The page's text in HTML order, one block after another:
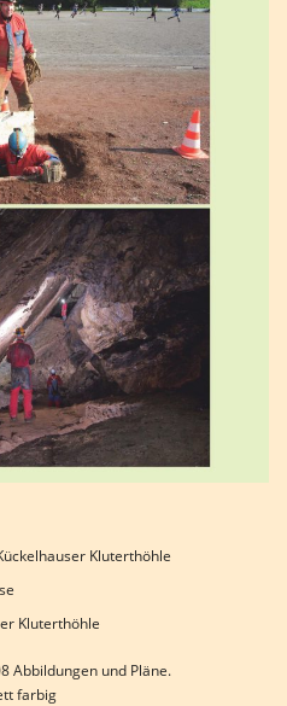
Kluterthöhle
Kluterthöhle
Abbildungen und Pläne.
farbig